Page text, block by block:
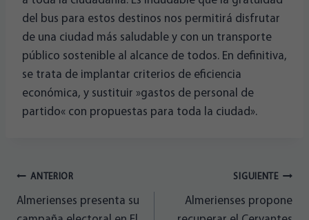
del bus para estos destinos nos permitirá disfrutar
de una ciudad más saludable y con un transporte
público sostenible al alcance de todos. En definitiva,
se trata de implantar criterios de eficiencia
económica, y sustituir »gastos de personal de
partido« con propuestas para toda la ciudad».
Navegación
de
ANTERIOR
Almerienses presenta su
SIGUIENTE
Almerienses propone